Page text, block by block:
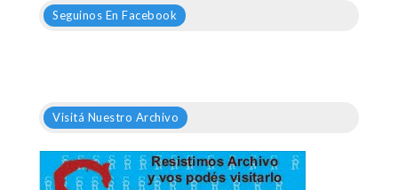
Seguinos En Facebook
Visitá Nuestro Archivo